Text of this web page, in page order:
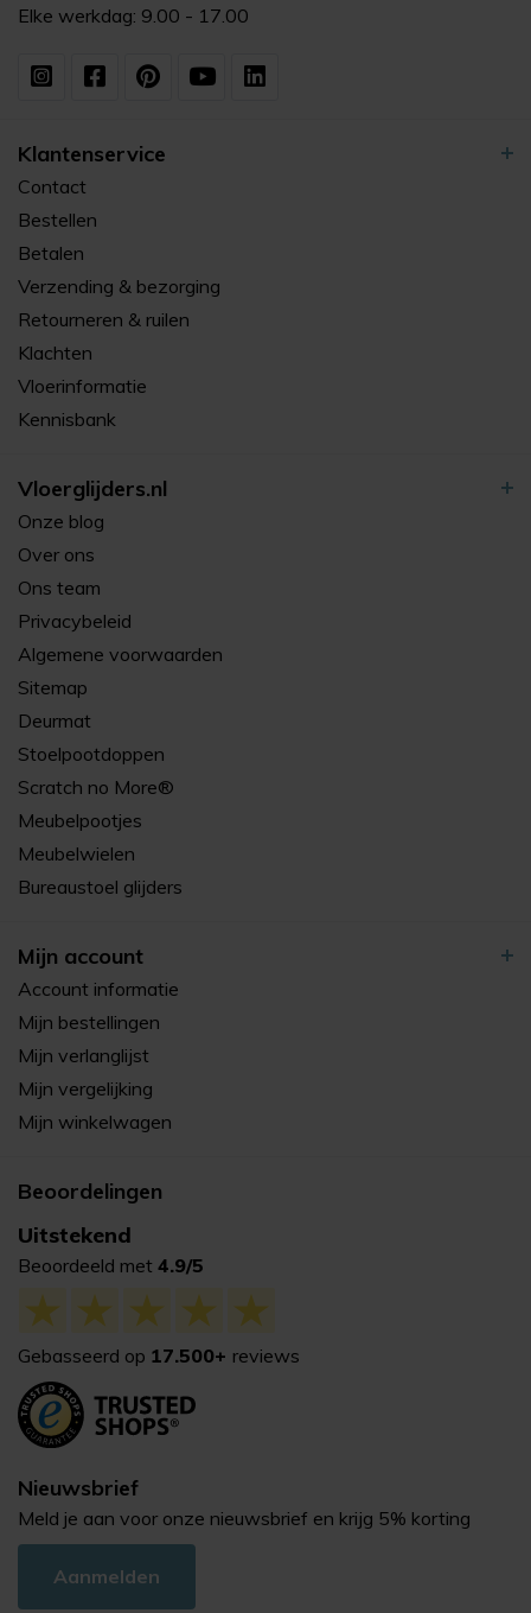
Elke werkdag: 9.00 - 17.00
Klantenservice
Contact
Bestellen
Betalen
Verzending & bezorging
Retourneren & ruilen
Klachten
Vloerinformatie
Kennisbank
Vloerglijders.nl
Onze blog
Over ons
Ons team
Privacybeleid
Algemene voorwaarden
Sitemap
Deurmat
Stoelpootdoppen
Scratch no More®
Meubelpootjes
Meubelwielen
Bureaustoel glijders
Mijn account
Account informatie
Mijn bestellingen
Mijn verlanglijst
Mijn vergelijking
Mijn winkelwagen
Beoordelingen
Uitstekend
Beoordeeld met 4.9/5
Gebasseerd op 17.500+ reviews
Nieuwsbrief
Meld je aan voor onze nieuwsbrief en krijg 5% korting
Aanmelden